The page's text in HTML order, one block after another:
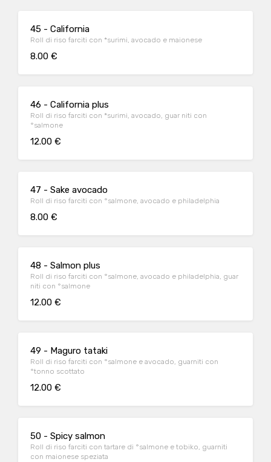
45 - California
Roll di riso farciti con *surimi, avocado e maionese
8.00 €
46 - California plus
Roll di riso farciti con *surimi, avocado, guar niti con
°salmone
12.00 €
47 - Sake avocado
Roll di riso farciti con °salmone, avocado e philadelphia
8.00 €
48 - Salmon plus
Roll di riso farciti con °salmone, avocado e philadelphia, guar
niti con °salmone
12.00 €
49 - Maguro tataki
Roll di riso farciti con °salmone e avocado, guarniti con
°tonno scottato
12.00 €
50 - Spicy salmon
Roll di riso farciti con tartare di °salmone e tobiko, guarniti
con maionese speziata